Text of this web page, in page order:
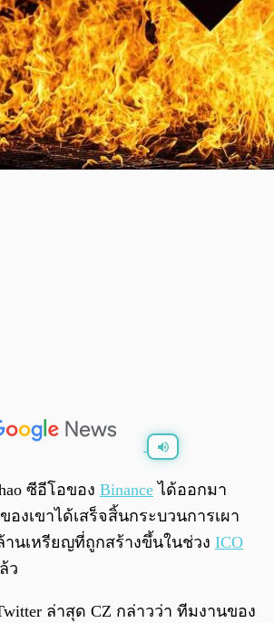
0:00
ซีอีโอของ Binance ได้ออกมา
องเขาได้เสร็จสิ้นกระบวนการเผา
านเหรียญที่ถูกสร้างขึ้นในช่วง ICO
ว
ล่าสุด CZ กล่าวว่า ทีมงานของ